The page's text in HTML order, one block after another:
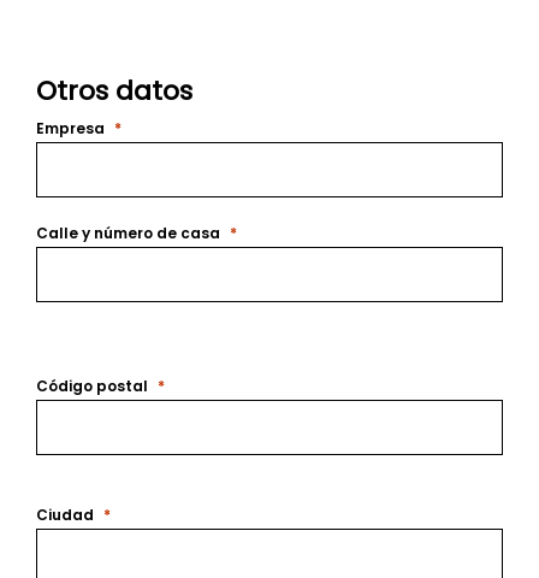
Otros datos
Empresa
Calle y número de casa
Código postal
Ciudad